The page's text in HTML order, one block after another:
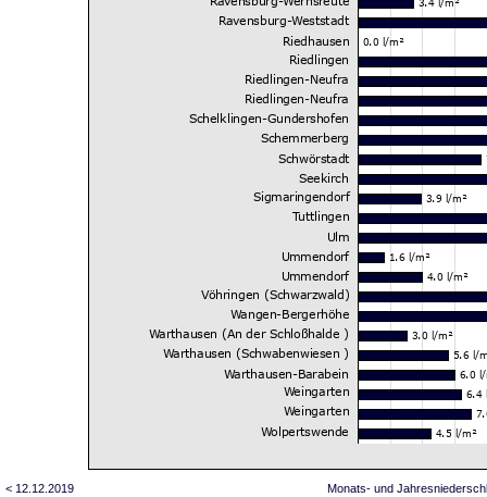
< 12.12.2019 Monats- und